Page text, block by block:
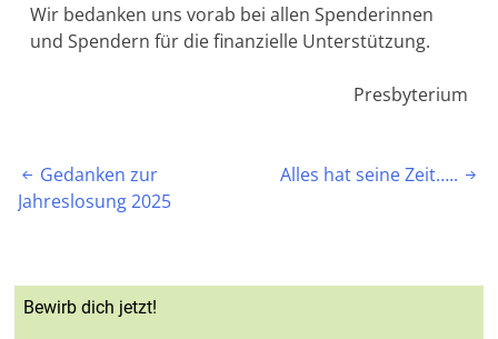
Wir bedanken uns vorab bei allen Spenderinnen
und Spendern für die finanzielle Unterstützung.
Presbyterium
Beitragsnavigation
 Gedanken zur
Jahreslosung 2025
Alles hat seine Zeit….. 
Bewirb dich jetzt!